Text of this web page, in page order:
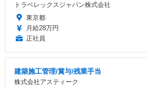
トラベレックスジャパン株式会社
東京都
月給28万円
正社員
建築施工管理/賞与/残業手当
株式会社アスティーク